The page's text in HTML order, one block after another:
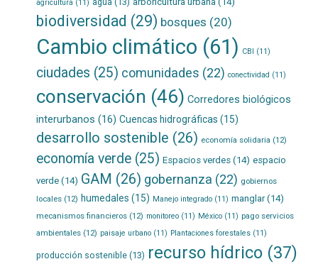
agricultura (11)
biodiversidad (29) bosques (20)
Cambio climático (61) CBI (11)
ciudades (25) comunidades (22) conectividad (11)
conservación (46) Corredores biológicos
interurbanos (16) Cuencas hidrográficas (15)
desarrollo sostenible (26) economía solidaria (12)
economía verde(25) Espacios verdes(14) espacio
verde(14) GAM (26) gobernanza (22) gobiernos
locales(12) humedales (15) Manejo integrado(11) manglar(14)
mecanismos financieros(12) monitoreo(11) México(11) pago servicios
ambientales(12) paisaje urbano(11) Plantaciones forestales(11)
producción sostenible(13) recurso hídrico(37)